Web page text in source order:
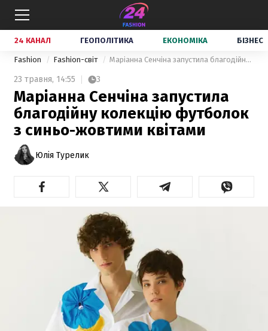
24 КАНАЛ ГЕОПОЛІТИКА ЕКОНОМІКА БІЗНЕС
Fashion Fashion-світ Маріанна Сенчіна запустила благодійну колекцію футболок з синьо-жовтими квітами
23 травня, 14:55 3
Маріанна Сенчіна запустила
благодійну колекцію футболок
з синьо-жовтими квітами
Юлія Турелик